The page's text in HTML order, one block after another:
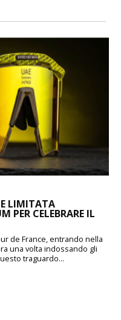
LIMITATA
PER CELEBRARE IL
de France, entrando nella
una volta indossando gli
traguardo...